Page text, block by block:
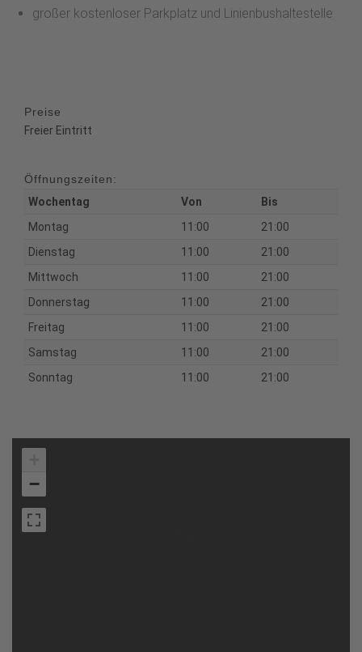
großer kostenloser Parkplatz und Linienbushaltestelle
Preise
Freier Eintritt
Öffnungszeiten:
Wochentag
Von
Bis
Montag
11:00
21:00
Dienstag
11:00
21:00
Mittwoch
11:00
21:00
Donnerstag
11:00
21:00
Freitag
11:00
21:00
Samstag
11:00
21:00
Sonntag
11:00 21:00
−